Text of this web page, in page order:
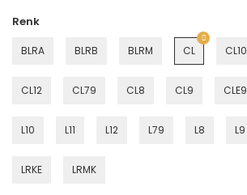
Renk
BLRA BLRB BLRM CL CL10
CL12 CL79 CL8 CL9 CLE9
L10 L11 L12 L79 L8 L9
LRKE LRMK